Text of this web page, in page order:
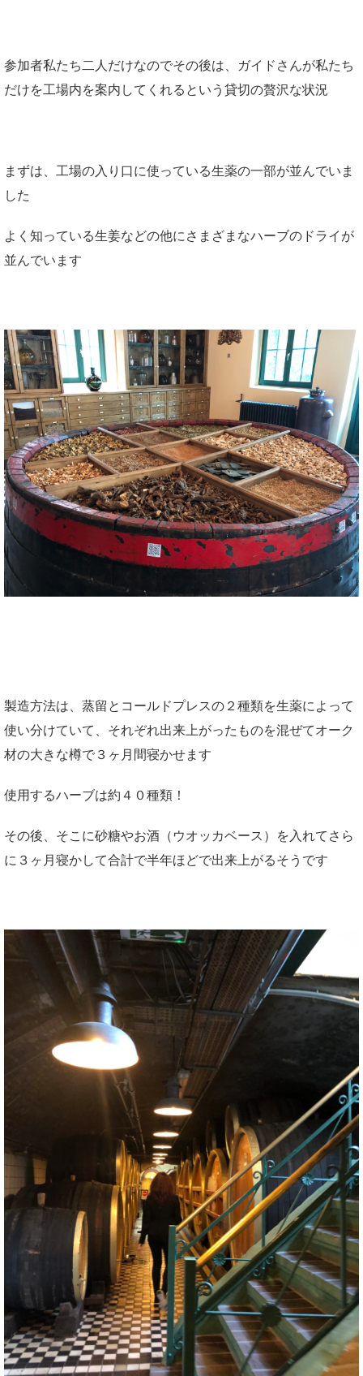
参加者私たち二人だけなのでその後は、ガイドさんが私たち
だけを工場内を案内してくれるという貸切の贅沢な状況
まずは、工場の入り口に使っている生薬の一部が並んでいま
した
よく知っている生姜などの他にさまざまなハーブのドライが
並んでいます
製造方法は、蒸留とコールドプレスの２種類を生薬によって
使い分けていて、それぞれ出来上がったものを混ぜてオーク
材の大きな樽で３ヶ月間寝かせます
使用するハーブは約４０種類！
その後、そこに砂糖やお酒（ウオッカベース）を入れてさら
に３ヶ月寝かして合計で半年ほどで出来上がるそうです